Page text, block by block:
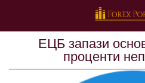
EЦБ зaпaзи
прoцeнти